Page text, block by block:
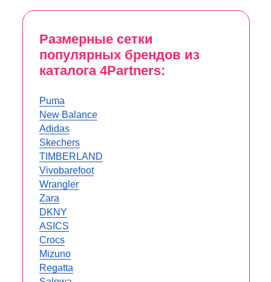
Размерные сетки
популярных брендов из
каталога 4Partners:
Puma
New Balance
Аdidas
Skechers
TIMBERLAND
Vivobarefoot
Wrangler
Zara
DKNY
ASICS
Crocs
Mizuno
Regatta